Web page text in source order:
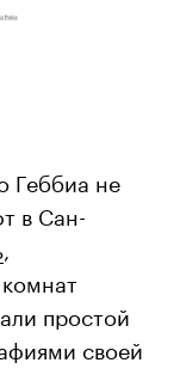
Геббиа не
в Сан-
простой
своей